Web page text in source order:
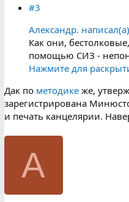
#3
Александр.
Как они,
помощью СИЗ -
Нажмите для
Дак по методикеже,
зарегистрирована
и печать канцелярии.
А